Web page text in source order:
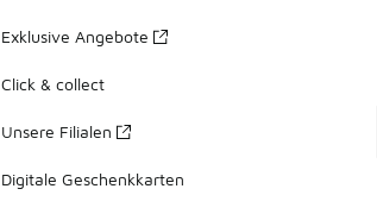
Exklusive Angebote
Click & collect
Unsere Filialen
Digitale Geschenkkarten